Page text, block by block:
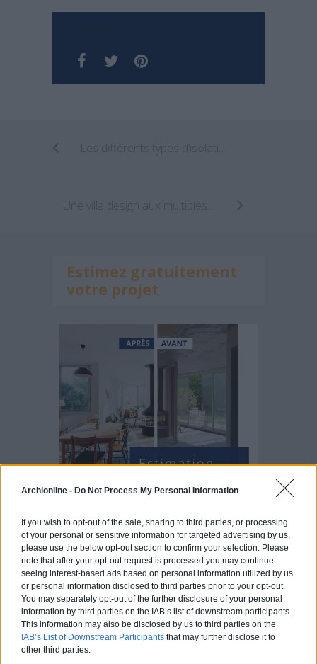
Archionline - Do Not Process My Personal Information
If you wish to opt-out of the sale, sharing to third parties, or processing
of your personal or sensitive information for targeted advertising by us,
please use the below opt-out section to confirm your selection. Please
note that after your opt-out request is processed you may continue
seeing interest-based ads based on personal information utilized by us
or personal information disclosed to third parties prior to your opt-out.
You may separately opt-out of the further disclosure of your personal
information by third parties on the IAB’s list of downstream participants.
This information may also be disclosed by us to third parties on the
IAB’s List of Downstream Participants that may further disclose it to
other third parties.
Estimez gratuitement
votre projet
Articles récents
Jardin devant la maison : Top 5
des conseils d’aménagement
Comment choisir un claustra pour